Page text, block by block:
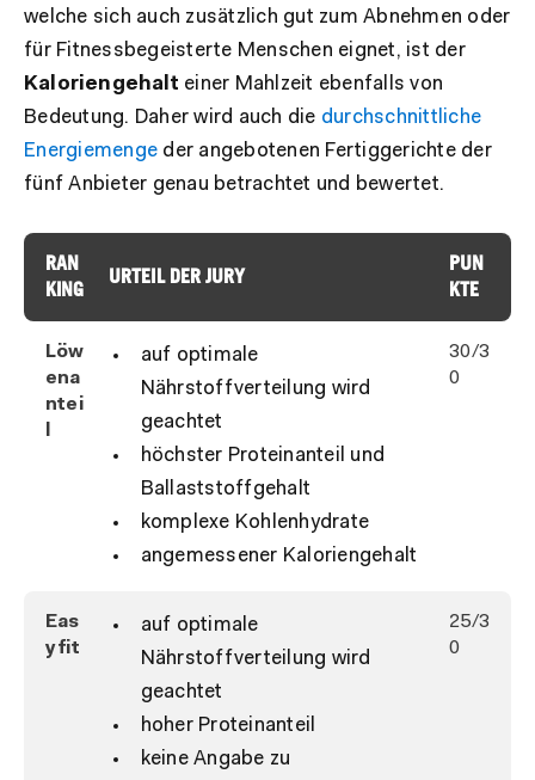
welche sich auch zusätzlich gut zum Abnehmen oder
für Fitnessbegeisterte Menschen eignet, ist der
Kaloriengehalt einer Mahlzeit ebenfalls von
Bedeutung. Daher wird auch die durchschnittliche
Energiemenge der angebotenen Fertiggerichte der
fünf Anbieter genau betrachtet und bewertet.
RAN
KING
URTEIL DER JURY
PUN
KTE
Löw
ena
ntei
auf optimale
Nährstoffverteilung wird
geachtet
höchster Proteinanteil und
Ballaststoffgehalt
komplexe Kohlenhydrate
angemessener Kaloriengehalt
30/3
0
Eas
yfit
auf optimale
Nährstoffverteilung wird
geachtet
hoher Proteinanteil
keine Angabe zu
25/3
0